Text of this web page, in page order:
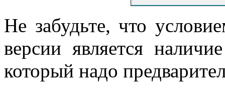
Не забудьте, что
версии является
который надо